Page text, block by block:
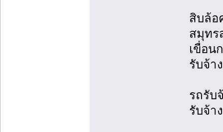
สิบล้อ
สมุทร
เขื่อน
รับจ้า
รถรับ
รับจ้า